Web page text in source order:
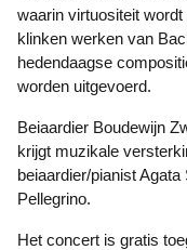
waarin virtuositeit
klinken werken van
hedendaagse
worden uitgevoerd.
Beiaardier Boudewijn Zwart speelt kamerbeiaard en piano. Hij
krijgt muzikale
beiaardier/pianist
Pellegrino.
Het concert is gratis toegankelijk en begint om 20.00 uur. Na